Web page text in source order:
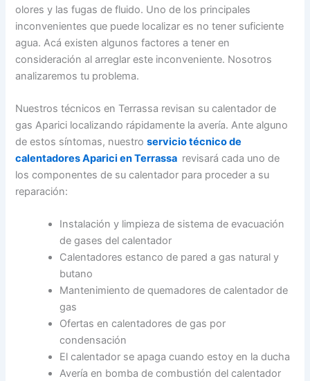
olores y las fugas de fluido. Uno de los principales
inconvenientes que puede localizar es no tener suficiente
agua. Acá existen algunos factores a tener en
consideración al arreglar este inconveniente. Nosotros
analizaremos tu problema.
Nuestros técnicos en Terrassa revisan su calentador de
gas Aparici localizando rápidamente la avería. Ante alguno
de estos síntomas, nuestroservicio técnico de
calentadores Aparici en Terrassa revisará cada uno de
los componentes de su calentador para proceder a su
reparación:
Instalación y limpieza de sistema de evacuación
de gases del calentador
Calentadores estanco de pared a gas natural y
butano
Mantenimiento de quemadores de calentador de
gas
Ofertas en calentadores de gas por
condensación
El calentador se apaga cuando estoy en la ducha
Avería en bomba de combustión del calentador